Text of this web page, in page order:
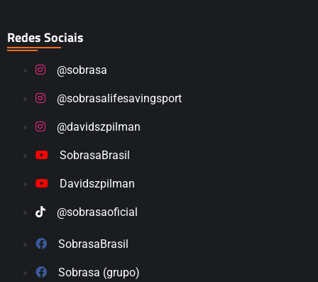
Redes Sociais
@sobrasa
@sobrasalifesavingsport
@davidszpilman
SobrasaBrasil
Davidszpilman
@sobrasaoficial
SobrasaBrasil
Sobrasa (grupo)